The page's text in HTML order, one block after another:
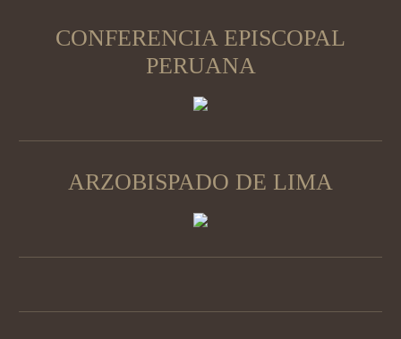
CONFERENCIA EPISCOPAL
PERUANA
ARZOBISPADO DE LIMA